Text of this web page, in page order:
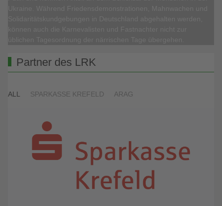
Partner des LRK
ALL SPARKASSE KREFELD ARAG